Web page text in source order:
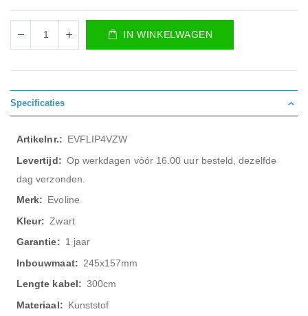
IN WINKELWAGEN
Specificaties
Meer
informatie
EVFLIP4VZW
Op werkdagen vóór 16.00 uur besteld, dezelfde
dag verzonden.
Evoline
Zwart
1 jaar
245x157mm
300cm
Kunststof